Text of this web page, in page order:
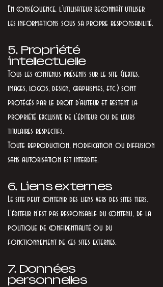
En conséquence, l’utilisateur reconnaît utiliser
les informations sous sa propre responsabilité.
5. Propriété
intellectuelle
Tous les contenus présents sur le site (textes,
images, logos, design, graphismes, etc.) sont
protégés par le droit d’auteur et restent la
propriété exclusive de l’éditeur ou de leurs
titulaires respectifs.
Toute reproduction, modification ou diffusion
sans autorisation est interdite.
6. Liens externes
Le site peut contenir des liens vers des sites tiers.
L’éditeur n’est pas responsable du contenu, de la
politique de confidentialité ou du
fonctionnement de ces sites externes.
7. Données
personnelles